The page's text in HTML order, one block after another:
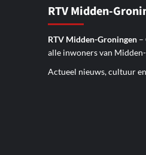
RTV Midden-
RTV Midden-Groningen–
alle inwoners van
Actueel nieuws, cultuur